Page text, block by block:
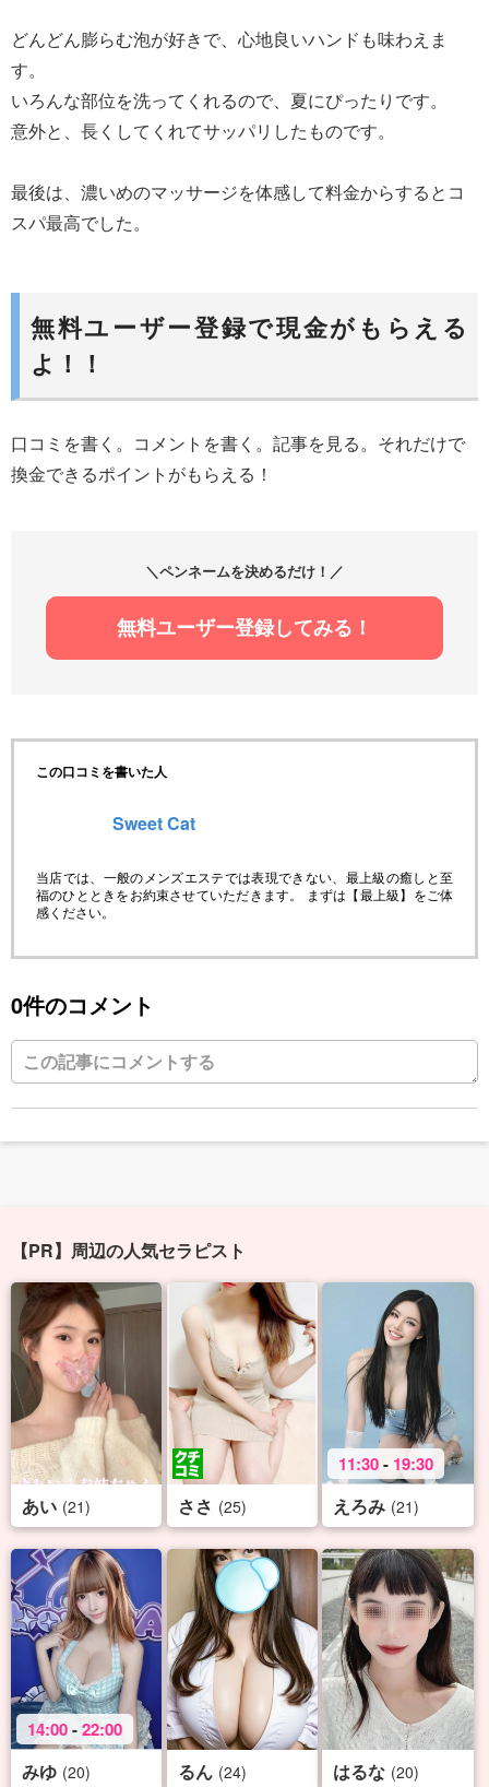
どんどん膨らむ泡が好きで、心地良いハンドも味わえま
す。
いろんな部位を洗ってくれるので、夏にぴったりです。
意外と、長くしてくれてサッパリしたものです。
最後は、濃いめのマッサージを体感して料金からするとコ
スパ最高でした。
無料ユーザー登録で現金がもらえる
よ！！
口コミを書く。コメントを書く。記事を見る。それだけで
換金できるポイントがもらえる！
＼ペンネームを決めるだけ！／
無料ユーザー登録してみる！
この口コミを書いた人
Sweet Cat
当店では、一般のメンズエステでは表現できない、最上級の癒しと至
福のひとときをお約束させていただきます。 まずは【最上級】をご体
感ください。
0件のコメント
【PR】周辺の人気セラピスト
あい (21) ささ (25)
11:30- 19:30
えろみ (21)
14:00-22:00
みゆ (20) るん (24) はるな (20)